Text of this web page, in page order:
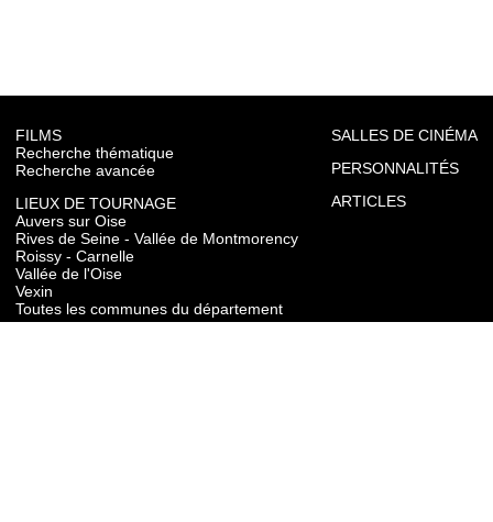
FILMS
Recherche thématique
Recherche avancée
LIEUX DE TOURNAGE
Auvers sur Oise
Rives de Seine - Vallée de Montmorency
Roissy - Carnelle
Vallée de l'Oise
Vexin
Toutes les communes du département
SALLES DE CINÉMA
PERSONNALITÉS
ARTICLES